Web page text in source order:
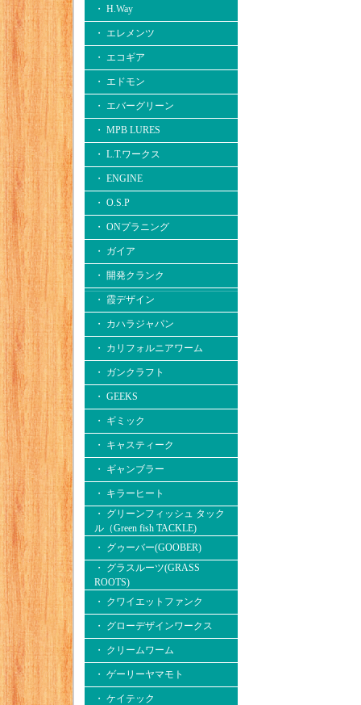
・ H.Way
・ エレメンツ
・ エコギア
・ エドモン
・ エバーグリーン
・ MPB LURES
・ L.T.ワークス
・ ENGINE
・ O.S.P
・ ONプラニング
・ ガイア
・ 開発クランク
・ 霞デザイン
・ カハラジャパン
・ カリフォルニアワーム
・ ガンクラフト
・ GEEKS
・ ギミック
・ キャスティーク
・ ギャンブラー
・ キラーヒート
・ グリーンフィッシュ タック
ル（Green fish TACKLE)
・ グゥーバー(GOOBER)
・ グラスルーツ(GRASS
ROOTS)
・ クワイエットファンク
・ グローデザインワークス
・ クリームワーム
・ ゲーリーヤマモト
・ ケイテック